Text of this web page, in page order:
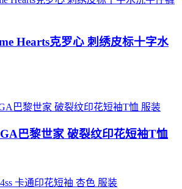
Hearts克罗心 刺绣皮标十字水
服装
巴黎世家 破裂纹印花短袖T恤
服装